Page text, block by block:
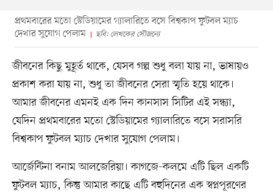
প্রথমবারের মতো স্টেডিয়ামের গ্যালারিতে বসে বিশ্বকাপ ফুটবল ম্যাচ
দেখার সুযোগ পেলাম
ছবি: লেখকের সৌজন্যে
জীবনের কিছু মুহূর্ত থাকে, যেসব গল্প শুধু বলা যায় না, ভাষায়ও
প্রকাশ করা যায় না, শুধু তা জীবনের সেরা স্মৃতি হয়ে থাকে।
আমার জীবনের এমনই এক দিন কানসাস সিটির এই সন্ধ্যা,
যেদিন প্রথমবারের মতো স্টেডিয়ামের গ্যালারিতে বসে সরাসরি
বিশ্বকাপ ফুটবল ম্যাচ দেখার সুযোগ পেলাম।
আর্জেন্টিনা বনাম আলজেরিয়া। কাগজে-কলমে এটি ছিল একটি
ফুটবল ম্যাচ, কিন্তু আমার কাছে এটি বহুদিনের এক স্বপ্নপূরণের